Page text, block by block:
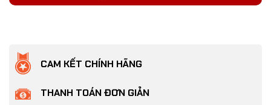
CAM KẾT CHÍNH HÃNG
THANH TOÁN ĐƠN GIẢN